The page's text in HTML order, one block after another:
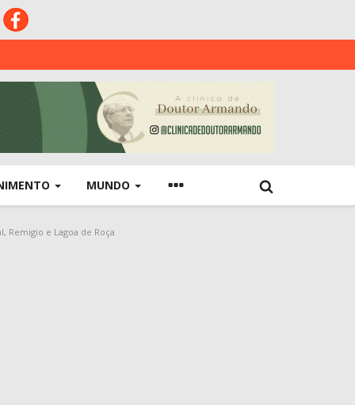
MUNDO
Remigio e Lagoa de Roça